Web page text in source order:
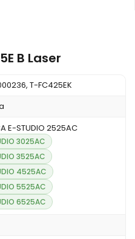
B Laser
T-FC425EK
E-STUDIO 2525AC
3025AC
3525AC
4525AC
5525AC
6525AC